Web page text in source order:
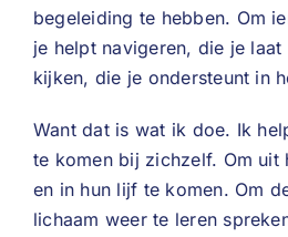
begeleiding te hebben. Om
je helpt navigeren, die je
kijken, die je ondersteunt in
Want dat is wat ik doe. Ik
te komen bij zichzelf. Om uit
en in hun lijf te komen. Om
lichaam weer te leren